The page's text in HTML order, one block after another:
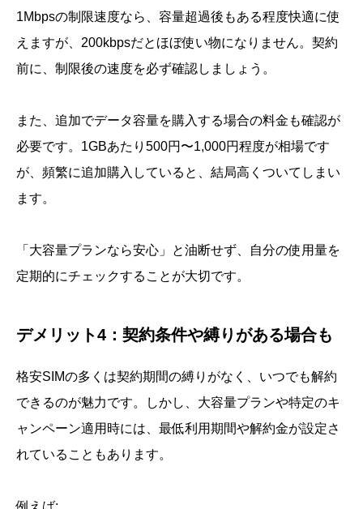
1Mbpsの制限速度なら、容量超過後もある程度快適に使
えますが、200kbpsだとほぼ使い物になりません。契約
前に、制限後の速度を必ず確認しましょう。
また、追加でデータ容量を購入する場合の料金も確認が
必要です。1GBあたり500円〜1,000円程度が相場です
が、頻繁に追加購入していると、結局高くついてしまい
ます。
「大容量プランなら安心」と油断せず、自分の使用量を
定期的にチェックすることが大切です。
デメリット4：契約条件や縛りがある場合も
格安SIMの多くは契約期間の縛りがなく、いつでも解約
できるのが魅力です。しかし、大容量プランや特定のキ
ャンペーン適用時には、最低利用期間や解約金が設定さ
れていることもあります。
例えば: